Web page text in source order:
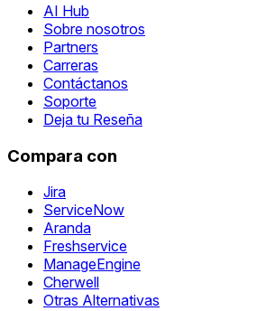
AI Hub
Sobre nosotros
Partners
Carreras
Contáctanos
Soporte
Deja tu Reseña
Compara con
Jira
ServiceNow
Aranda
Freshservice
ManageEngine
Cherwell
Otras Alternativas